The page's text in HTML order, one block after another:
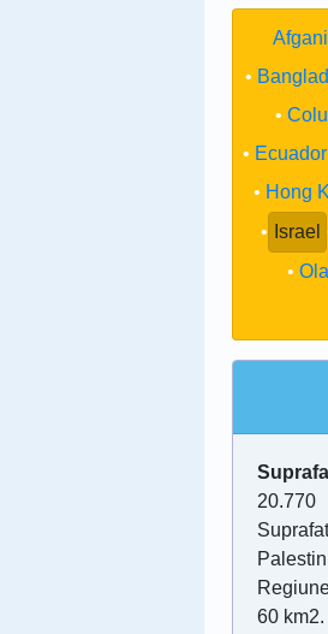
Ecuador
Hong
Israel
60